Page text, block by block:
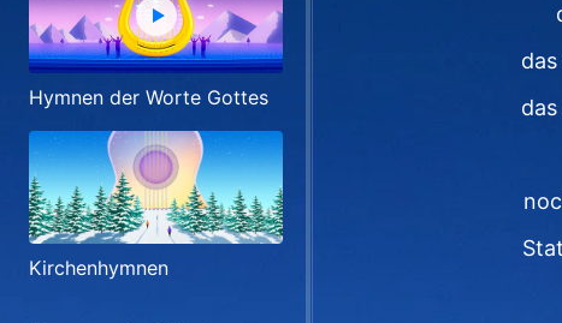
Hymnen der Worte Gottes
Kirchenhymnen